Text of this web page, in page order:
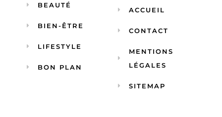
BEAUTÉ
BIEN-ÊTRE
LIFESTYLE
BON PLAN
ACCUEIL
CONTACT
MENTIONS
LÉGALES
SITEMAP